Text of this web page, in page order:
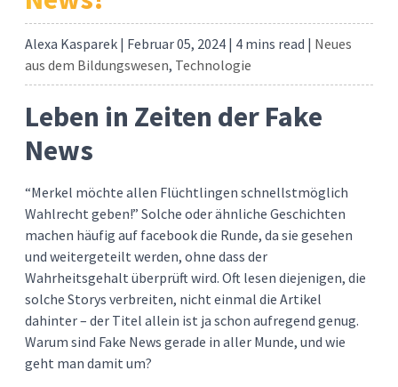
Alexa Kasparek | Februar 05, 2024 | 4 mins read | Neues
aus dem Bildungswesen, Technologie
Leben in Zeiten der Fake
News
“Merkel möchte allen Flüchtlingen schnellstmöglich
Wahlrecht geben!” Solche oder ähnliche Geschichten
machen häufig auf facebook die Runde, da sie gesehen
und weitergeteilt werden, ohne dass der
Wahrheitsgehalt überprüft wird. Oft lesen diejenigen, die
solche Storys verbreiten, nicht einmal die Artikel
dahinter – der Titel allein ist ja schon aufregend genug.
Warum sind Fake News gerade in aller Munde, und wie
geht man damit um?